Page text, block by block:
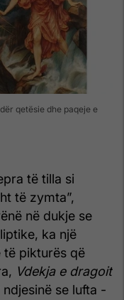
qetësie dhe paqeje e
të tilla si
të zymta”,
në dukje se
ka një
të pikturës që
Vdekja e dragoit
se lufta -